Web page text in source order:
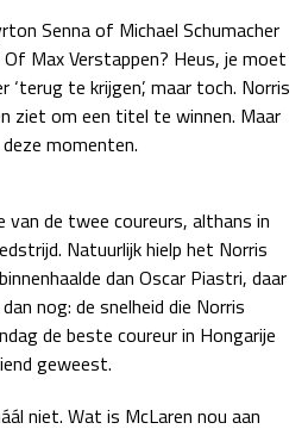
27 - 29 nov
zo 17:00 - 19:00
Senna of Michael Schumacher
Max Verstappen? Heus, je moet
‘terug te krijgen’, maar toch. Norris
ziet om een titel te winnen. Maar
momenten.
van de twee coureurs, althans in
Natuurlijk hielp het Norris
dan Oscar Piastri, daar
nog: de snelheid die Norris
de beste coureur in Hongarije
geweest.
niet. Wat is McLaren nou aan